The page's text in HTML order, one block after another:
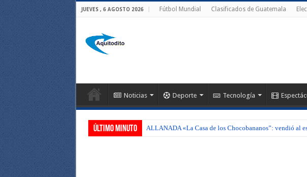
JUEVES , 6 AGOSTO 2026 Fútbol Mundial Clasificados de Guatemala
Noticias Deporte Tecnología
Último Minuto ALLANADA «La Casa de los Chocobananos”: vendió al